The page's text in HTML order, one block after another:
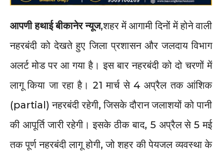
आपणी हथाई बीकानेर न्यूज,शहर में आगामी दिनों में होने वाली
नहरबंदी को देखते हुए जिला प्रशासन और जलदाय विभाग
अलर्ट मोड पर आ गया है। इस बार नहरबंदी को दो चरणों में
लागू किया जा रहा है। 21 मार्च से 4 अप्रैल तक आंशिक
(partial) नहरबंदी रहेगी, जिसके दौरान जलाशयों को पानी
की आपूर्ति जारी रहेगी। इसके ठीक बाद, 5 अप्रैल से 5 मई
तक पूर्ण नहरबंदी लागू होगी, जो शहर की पेयजल व्यवस्था के